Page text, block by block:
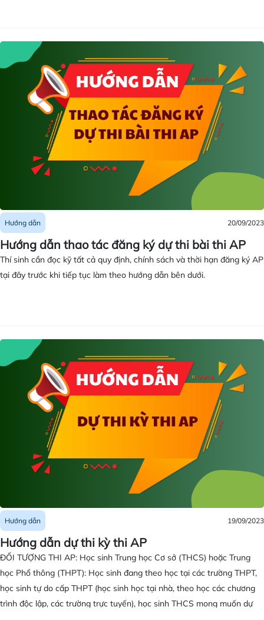
Hướng dẫn 20/09/2023
Hướng dẫn thao tác đăng ký dự thi bài thi AP
Thí sinh cần đọc kỹ tất cả quy định, chính sách và thời hạn đăng ký AP
tại đây trước khi tiếp tục làm theo hướng dẫn bên dưới.
Hướng dẫn 19/09/2023
Hướng dẫn dự thi kỳ thi AP
ĐỐI TƯỢNG THI AP: Học sinh Trung học Cơ sở (THCS) hoặc Trung
học Phổ thông (THPT): Học sinh đang theo học tại các trường THPT,
học sinh tự do cấp THPT (học sinh học tại nhà, theo học các chương
trình độc lập, các trường trực tuyến), học sinh THCS mong muốn dự